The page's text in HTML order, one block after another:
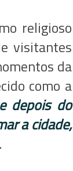
religioso
visitantes
da
como a
depois do
a cidade,